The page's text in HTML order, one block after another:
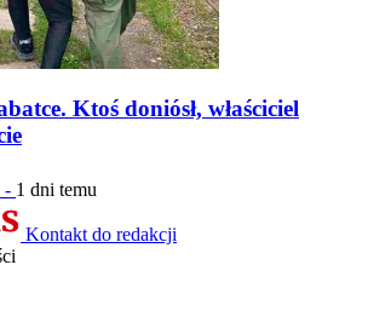
Ktoś doniósł, właściciel
- 1 dni temu
Kontakt do redakcji